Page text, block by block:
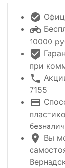
10000
при
7155
Вы